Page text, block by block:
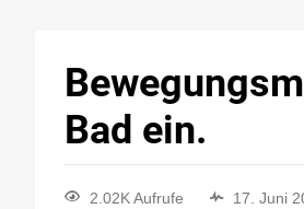
Bad ein.
2.02K Aufrufe 17. Juni